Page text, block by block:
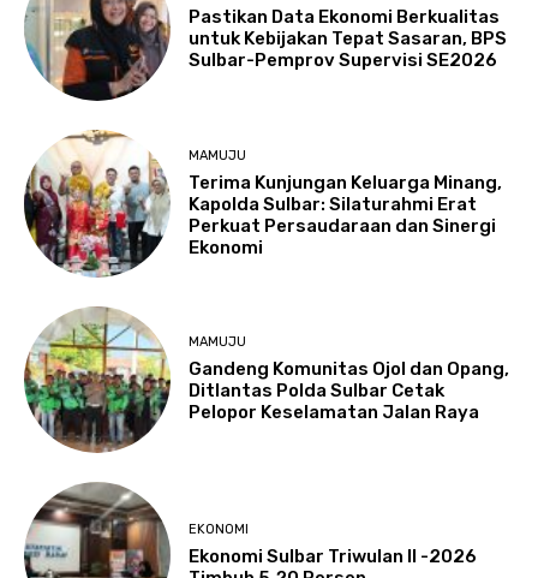
Pastikan Data Ekonomi Berkualitas
untuk Kebijakan Tepat Sasaran, BPS
Sulbar-Pemprov Supervisi SE2026
MAMUJU
Terima Kunjungan Keluarga Minang,
Kapolda Sulbar: Silaturahmi Erat
Perkuat Persaudaraan dan Sinergi
Ekonomi
MAMUJU
Gandeng Komunitas Ojol dan Opang,
Ditlantas Polda Sulbar Cetak
Pelopor Keselamatan Jalan Raya
EKONOMI
Ekonomi Sulbar Triwulan II -2026